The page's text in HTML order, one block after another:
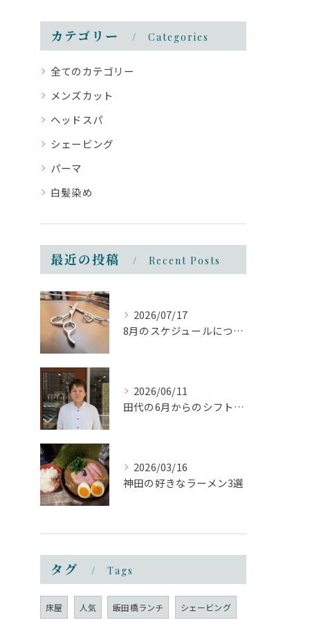
カテゴリー Categories
全てのカテゴリー
メンズカット
ヘッドスパ
シェービング
パーマ
白髪染め
最近の投稿 Recent Posts
2026/07/17
8月のスケジュールについて
2026/06/11
田代の6月からのシフトについて
2026/03/16
神田の好きなラーメン3選
タグ Tags
床屋 人気 飯田橋ランチ シェービング